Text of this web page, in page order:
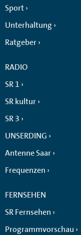
Sport
Unterhaltung
Ratgeber
RADIO
SR 1
SR kultur
SR 3
UNSERDING
Antenne Saar
Frequenzen
FERNSEHEN
SR Fernsehen
Programmvorschau